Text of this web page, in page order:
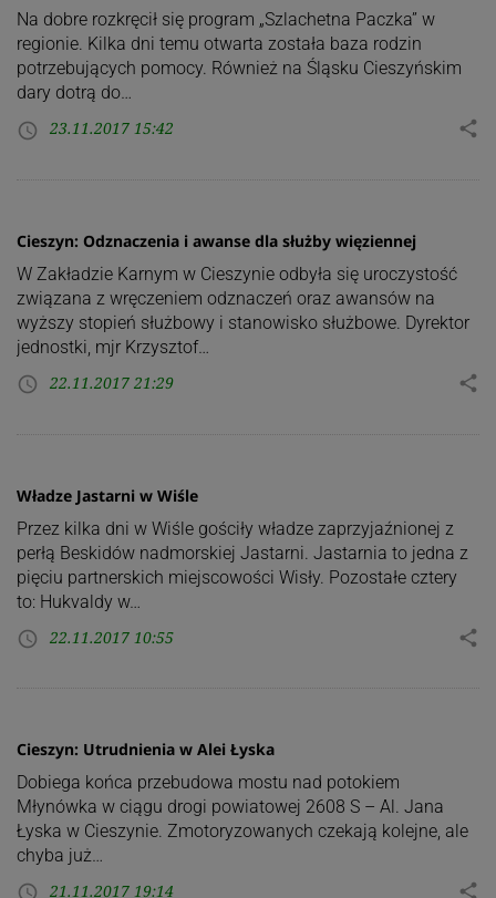
Na dobre rozkręcił się program „Szlachetna Paczka” w
regionie. Kilka dni temu otwarta została baza rodzin
potrzebujących pomocy. Również na Śląsku Cieszyńskim
dary dotrą do…
access_time 23.11.2017 15:42 share
Cieszyn: Odznaczenia i awanse dla służby więziennej
W Zakładzie Karnym w Cieszynie odbyła się uroczystość
związana z wręczeniem odznaczeń oraz awansów na
wyższy stopień służbowy i stanowisko służbowe. Dyrektor
jednostki, mjr Krzysztof…
access_time 22.11.2017 21:29 share
Władze Jastarni w Wiśle
Przez kilka dni w Wiśle gościły władze zaprzyjaźnionej z
perłą Beskidów nadmorskiej Jastarni. Jastarnia to jedna z
pięciu partnerskich miejscowości Wisły. Pozostałe cztery
to: Hukvaldy w…
access_time 22.11.2017 10:55 share
Cieszyn: Utrudnienia w Alei Łyska
Dobiega końca przebudowa mostu nad potokiem
Młynówka w ciągu drogi powiatowej 2608 S – Al. Jana
Łyska w Cieszynie. Zmotoryzowanych czekają kolejne, ale
chyba już…
access_time 21.11.2017 19:14 share